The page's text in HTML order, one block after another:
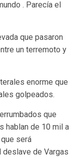
. Parecía el
que pasaron
un terremoto y
enorme que
golpeados.
que
hablan de 10 mil a
será
de Vargas